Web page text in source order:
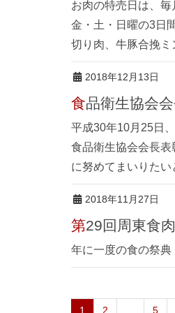
お肉の特売日は、
金・土・日曜の3日
切り肉、牛豚合挽
2018年12月13日
食品衛生協
平成30年10月25日
食品衛生協会会長
に努めてまいりた
2018年11月27日
第29回周東
年に一度の食の祭
1 2 5